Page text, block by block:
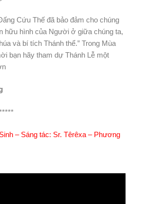
Cứu Thế đã bảo đảm cho chúng
hữu hình của Người ở giữa chúng ta,
và bí tích Thánh thể.” Trong Mùa
bạn hãy tham dự Thánh Lễ một
– Sáng tác: Sr. Têrêxa – Phương